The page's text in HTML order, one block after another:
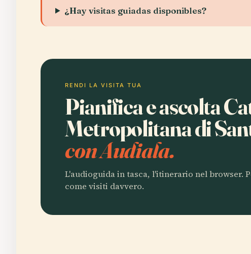
¿Hay visitas guiadas disponibles?
RENDI LA VISITA TUA
Pianifica e ascolta
Metropolitana di
con Audiala.
L'audioguida in tasca, l'itinerario nel browser.
come visiti davvero.